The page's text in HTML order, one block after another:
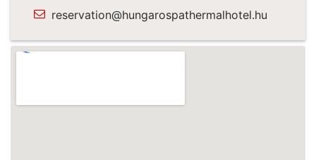
reservation@hungarospathermalhotel.hu